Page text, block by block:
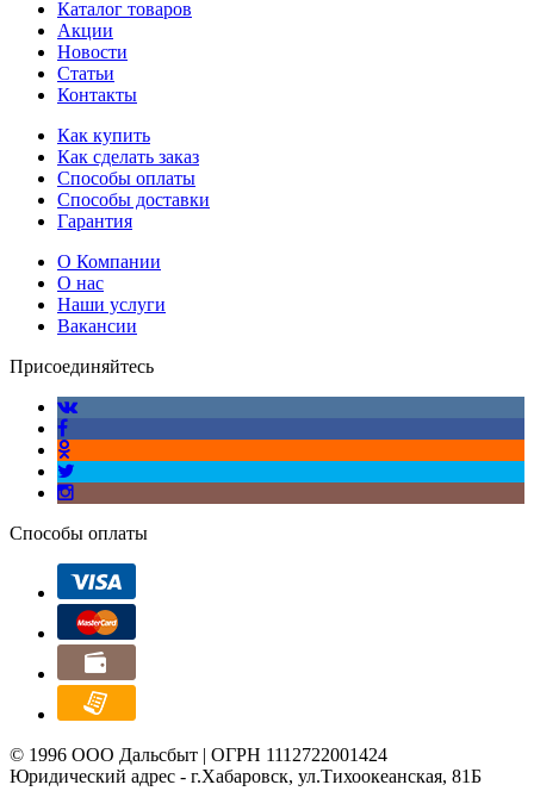
Каталог товаров
Акции
Новости
Статьи
Контакты
Как купить
Как сделать заказ
Способы оплаты
Способы доставки
Гарантия
О Компании
О нас
Наши услуги
Вакансии
Присоединяйтесь
Способы оплаты
© 1996 ООО Дальсбыт | ОГРН 1112722001424
Юридический адрес - г.Хабаровск, ул.Тихоокеанская, 81Б